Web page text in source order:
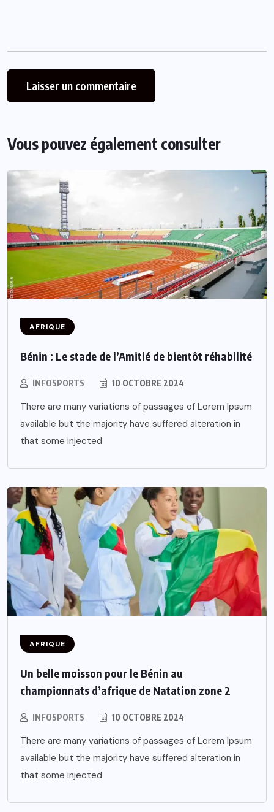
Vous pouvez également consulter
AFRIQUE
Bénin : Le stade de l’Amitié de bientôt réhabilité
INFOSPORTS 10 OCTOBRE 2024
There are many variations of passages of Lorem Ipsum
available but the majority have suffered alteration in
that some injected
AFRIQUE
Un belle moisson pour le Bénin au
championnats d’afrique de Natation zone 2
INFOSPORTS 10 OCTOBRE 2024
There are many variations of passages of Lorem Ipsum
available but the majority have suffered alteration in
that some injected